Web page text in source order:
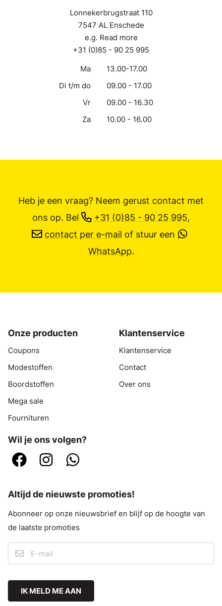
Lonnekerbrugstraat 110
7547 AL Enschede
e.g. Read more
+31 (0)85 - 90 25 995
Ma
13.00-17.00
Di t/m do
09.00 - 17.00
Vr
09.00 - 16.30
Za
10.00 - 16.00
Heb je een vraag? Neem gerust contact met
ons op. Bel +31 (0)85 - 90 25 995,
contact per e-mail of stuur een
WhatsApp.
Onze producten
Coupons
Modestoffen
Boordstoffen
Mega sale
Fournituren
Klantenservice
Klantenservice
Contact
Over ons
Wil je ons volgen?
Altijd de nieuwste promoties!
Abonneer op onze nieuwsbrief en blijf op de hoogte van
de laatste promoties
IK MELD ME AAN